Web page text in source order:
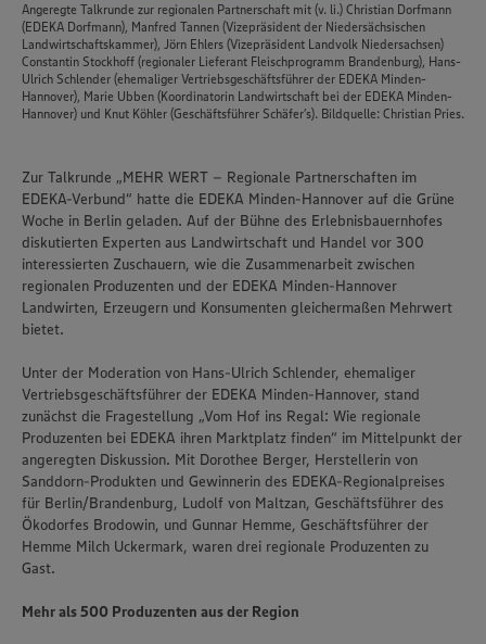
Angeregte Talkrunde zur regionalen Partnerschaft mit (v. li.) Christian Dorfmann
(EDEKA Dorfmann), Manfred Tannen (Vizepräsident der Niedersächsischen
Landwirtschaftskammer), Jörn Ehlers (Vizepräsident Landvolk Niedersachsen)
Constantin Stockhoff (regionaler Lieferant Fleischprogramm Brandenburg), Hans-
Ulrich Schlender (ehemaliger Vertriebsgeschäftsführer der EDEKA Minden-
Hannover), Marie Ubben (Koordinatorin Landwirtschaft bei der EDEKA Minden-
Hannover) und Knut Köhler (Geschäftsführer Schäfer’s). Bildquelle: Christian Pries.
Zur Talkrunde „MEHR WERT – Regionale Partnerschaften im
EDEKA-Verbund“ hatte die EDEKA Minden-Hannover auf die Grüne
Woche in Berlin geladen. Auf der Bühne des Erlebnisbauernhofes
diskutierten Experten aus Landwirtschaft und Handel vor 300
interessierten Zuschauern, wie die Zusammenarbeit zwischen
regionalen Produzenten und der EDEKA Minden-Hannover
Landwirten, Erzeugern und Konsumenten gleichermaßen Mehrwert
bietet.
Unter der Moderation von Hans-Ulrich Schlender, ehemaliger
Vertriebsgeschäftsführer der EDEKA Minden-Hannover, stand
zunächst die Fragestellung „Vom Hof ins Regal: Wie regionale
Produzenten bei EDEKA ihren Marktplatz finden“ im Mittelpunkt der
angeregten Diskussion. Mit Dorothee Berger, Herstellerin von
Sanddorn-Produkten und Gewinnerin des EDEKA-Regionalpreises
für Berlin/Brandenburg, Ludolf von Maltzan, Geschäftsführer des
Ökodorfes Brodowin, und Gunnar Hemme, Geschäftsführer der
Hemme Milch Uckermark, waren drei regionale Produzenten zu
Gast.
Mehr als 500 Produzenten aus der Region